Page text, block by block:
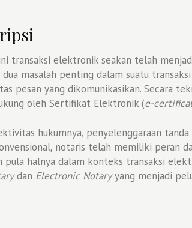
transaksi elektronik seakan telah
masalah penting dalam suatu
pesan yang dikomunikasikan. Secara
oleh Sertifikat Elektronik (e-
hukumnya, penyelenggaraan
notaris telah memiliki peran
pula halnya dalam konteks transaksi
dan Electronic Notaryyang menjadi